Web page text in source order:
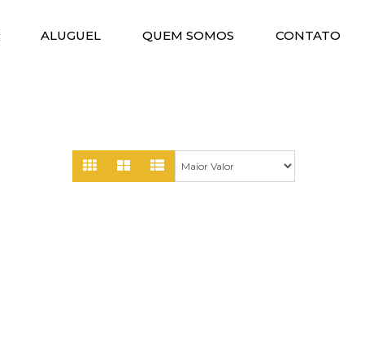
CONTATO
QUEM SOMOS
ALUGUEL